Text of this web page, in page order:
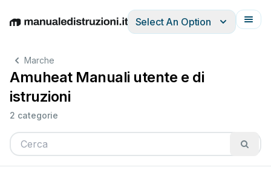
EnglishDeutschEspañolItalianoFrançais
Select An Option
Marche
Amuheat Manuali utente e di
istruzioni
2 categorie